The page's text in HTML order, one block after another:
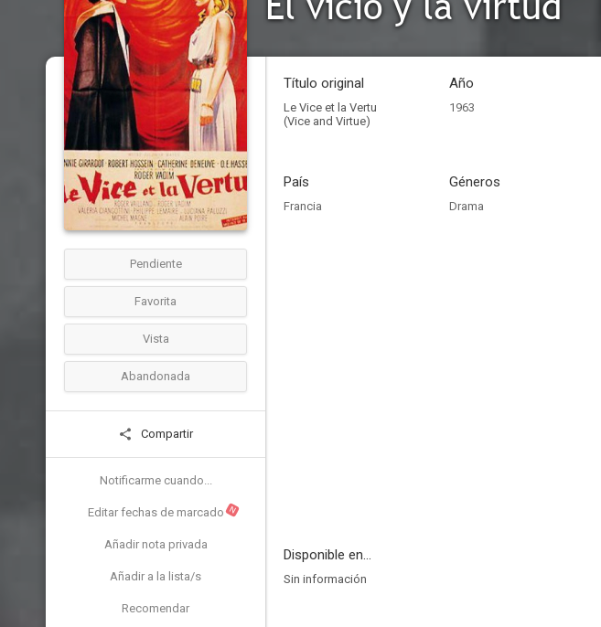
Pendiente
Favorita
Vista
Abandonada
Compartir
Notificarme cuando...
Editar fechas de marcado N
Añadir nota privada
Añadir a la lista/s
Recomendar
Título original
Le Vice et la Vertu
(Vice and Virtue)
Año
1963
País
Francia
Géneros
Drama
Disponible en...
Sin información